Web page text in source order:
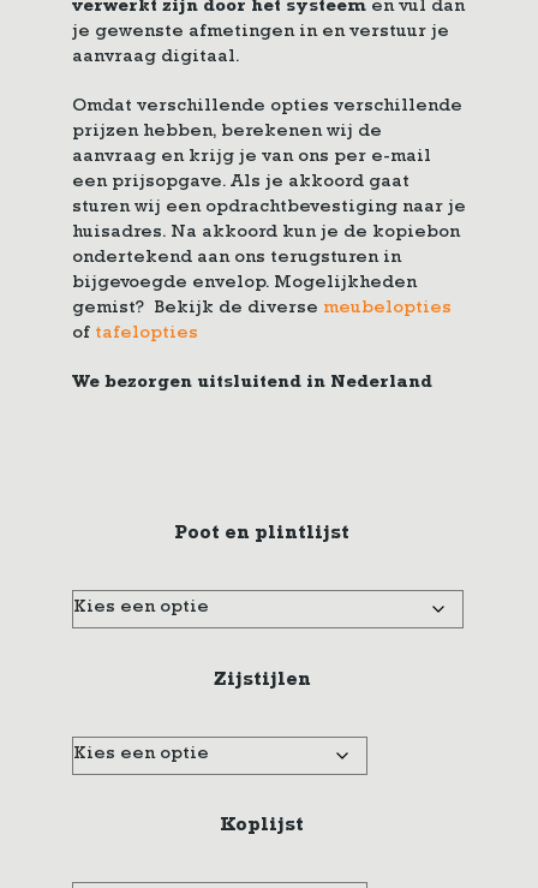
verwerkt zijn door het systeem en vul dan
je gewenste afmetingen in en verstuur je
aanvraag digitaal.
Omdat verschillende opties verschillende
prijzen hebben, berekenen wij de
aanvraag en krijg je van ons per e-mail
een prijsopgave. Als je akkoord gaat
sturen wij een opdrachtbevestiging naar je
huisadres. Na akkoord kun je de kopiebon
ondertekend aan ons terugsturen in
bijgevoegde envelop. Mogelijkheden
gemist? Bekijk de diverse meubelopties
of tafelopties
We bezorgen uitsluitend in Nederland
Poot en plintlijst
Zijstijlen
Koplijst